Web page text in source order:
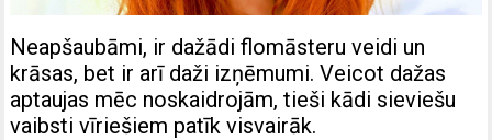
Neapšaubāmi, ir dažādi flomāsteru veidi un
krāsas, bet ir arī daži izņēmumi. Veicot dažas
aptaujas mēc noskaidrojām, tieši kādi sieviešu
vaibsti vīriešiem patīk visvairāk.